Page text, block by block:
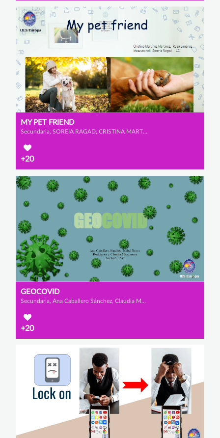
MY PET FRIEND
Secundaria, SOREIA RAGAD, CRISTINA MARTÍNEZ MARTÍNEZ y ROSA CATALINA JIÉNEZ MAZZUCCHELLI
+20
GEOCOVID
Secundaria, Ana Caballero Sánchez, Claudia Manzanera Asensio y Isabel Bravo Rodríguez
+20